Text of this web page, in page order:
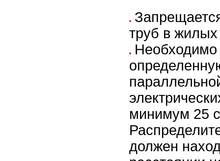
труб в
минимум 25
должен